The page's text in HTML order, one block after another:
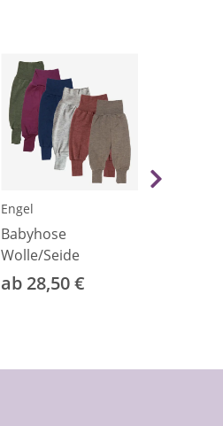
Engel
Babyhose
Wolle/Seide
ab 28,50 €